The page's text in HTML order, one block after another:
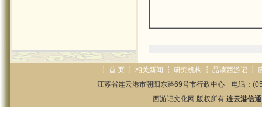
┇ 首 页 ┇ 相关新闻 ┇ 研究机构 ┇ 品读西游记 ┇
江苏省连云港市朝阳东路69号市行政中心 电话：
西游记文化网 版权所有 连云港信